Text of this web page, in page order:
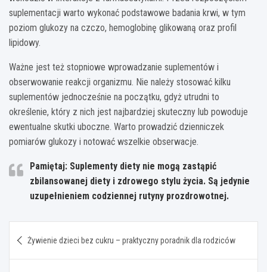
suplementacji warto wykonać podstawowe badania krwi, w tym
poziom glukozy na czczo, hemoglobinę glikowaną oraz profil
lipidowy.
Ważne jest też stopniowe wprowadzanie suplementów i
obserwowanie reakcji organizmu. Nie należy stosować kilku
suplementów jednocześnie na początku, gdyż utrudni to
określenie, który z nich jest najbardziej skuteczny lub powoduje
ewentualne skutki uboczne. Warto prowadzić dzienniczek
pomiarów glukozy i notować wszelkie obserwacje.
Pamiętaj: Suplementy diety nie mogą zastąpić
zbilansowanej diety i zdrowego stylu życia. Są jedynie
uzupełnieniem codziennej rutyny prozdrowotnej.
wpisu
Żywienie dzieci bez cukru – praktyczny poradnik dla rodziców